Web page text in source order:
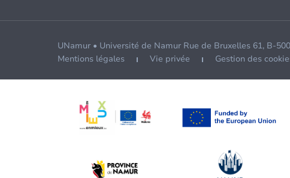
UNamur • Université de Namur Rue de Bruxelles 61, B-
Mentions légales
Vie privée Gestion des